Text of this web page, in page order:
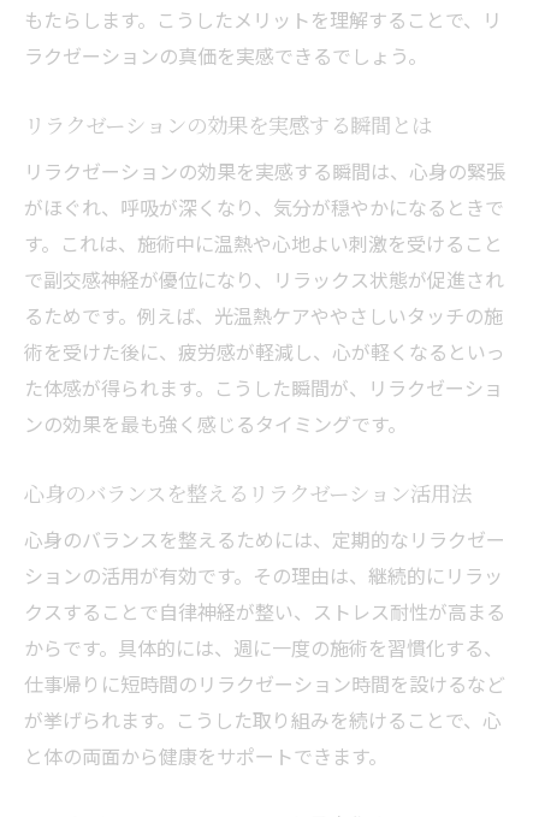
もたらします。こうしたメリットを理解することで、リ
ラクゼーションの真価を実感できるでしょう。
リラクゼーションの効果を実感する瞬間とは
リラクゼーションの効果を実感する瞬間は、心身の緊張
がほぐれ、呼吸が深くなり、気分が穏やかになるときで
す。これは、施術中に温熱や心地よい刺激を受けること
で副交感神経が優位になり、リラックス状態が促進され
るためです。例えば、光温熱ケアややさしいタッチの施
術を受けた後に、疲労感が軽減し、心が軽くなるといっ
た体感が得られます。こうした瞬間が、リラクゼーショ
ンの効果を最も強く感じるタイミングです。
心身のバランスを整えるリラクゼーション活用法
心身のバランスを整えるためには、定期的なリラクゼー
ションの活用が有効です。その理由は、継続的にリラッ
クスすることで自律神経が整い、ストレス耐性が高まる
からです。具体的には、週に一度の施術を習慣化する、
仕事帰りに短時間のリラクゼーション時間を設けるなど
が挙げられます。こうした取り組みを続けることで、心
と体の両面から健康をサポートできます。